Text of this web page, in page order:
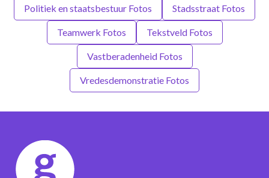
Politiek en staatsbestuur Fotos Stadsstraat Fotos
Teamwerk Fotos Tekstveld Fotos
Vastberadenheid Fotos
Vredesdemonstratie Fotos